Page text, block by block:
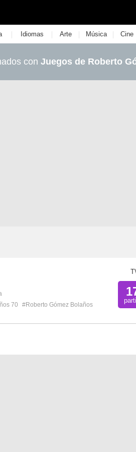
| Idiomas | Arte | Música | Cine
con Juegos de Roberto
70 #Roberto Gómez Bolaños